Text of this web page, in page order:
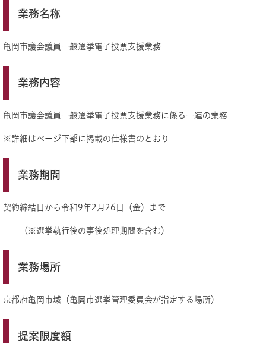
業務名称
亀岡市議会議員一般選挙電子投票支援業務
業務内容
亀岡市議会議員一般選挙電子投票支援業務に係る一連の業務
※詳細はページ下部に掲載の仕様書のとおり
業務期間
契約締結日から令和9年2月26日（金）まで
（※選挙執行後の事後処理期間を含む）
業務場所
京都府亀岡市域（亀岡市選挙管理委員会が指定する場所）
提案限度額